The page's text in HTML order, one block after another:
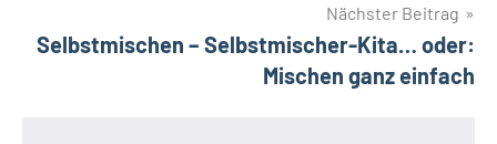
Nächster Beitrag
Selbstmischen – Selbstmischer-Kita… oder:
Mischen ganz einfach